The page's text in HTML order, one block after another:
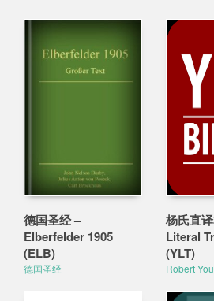
德国圣经 –
Elberfelder 1905
(ELB)
德国圣经
杨氏直
Literal
(YLT)
Robert